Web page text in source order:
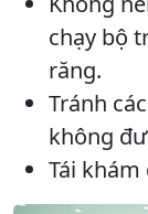
chạy bộ
răng.
Tránh
không
Tái